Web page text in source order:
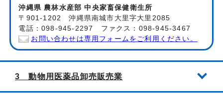
沖縄県 農林水産部 中央家畜保健衛生所
〒901-1202 沖縄県南城市大里字大里2085
電話：098-945-2297 ファクス：098-945-3467
お問い合わせは専用フォームをご利用ください。
3 動物用医薬品卸売販売業